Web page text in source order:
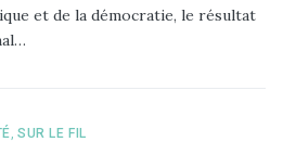
et de la démocratie, le résultat
SUR LE FIL